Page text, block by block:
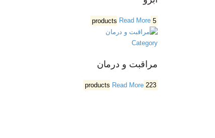
5 products
Read More
Category
مراقبت و درمان
223 products
Read More